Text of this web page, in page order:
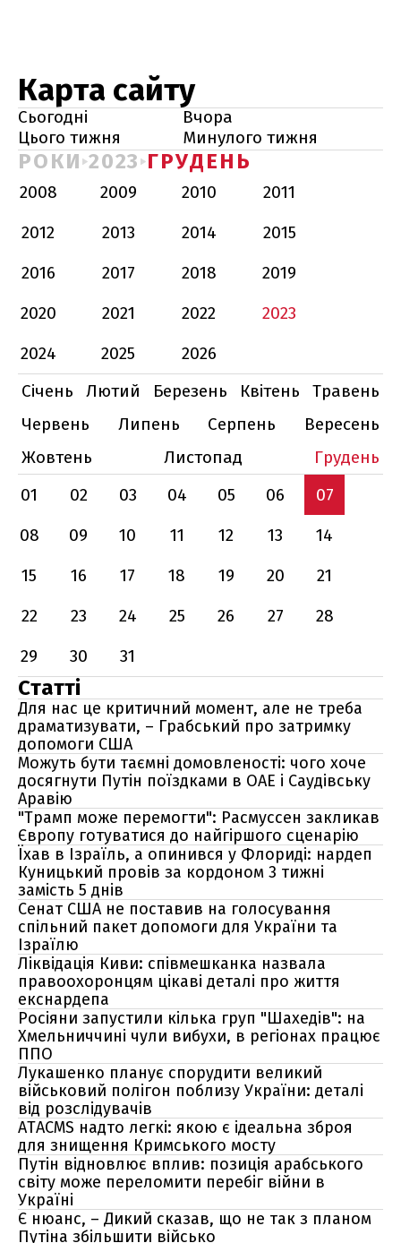
Карта сайту
Сьогодні
Вчора
Цього тижня
Минулого тижня
РОКИ 2023 ГРУДЕНЬ
2008 2009 2010
2011
2012
2013 2014
2015
2016
2017 2018
2019
2020
2021 2022
2023
2024
2025
2026
Січень
Лютий Березень Квітень
Травень
Червень
Липень Серпень
Вересень
Жовтень
Листопад
Грудень
01
02 03 04 05 06
07
08
09 10 11 12 13
14
15
16 17 18 19 20
21
22
23 24 25 26 27
28
29
30 31
Статті
Для нас це критичний момент, але не треба
драматизувати, – Грабський про затримку
допомоги США
Можуть бути таємні домовленості: чого хоче
досягнути Путін поїздками в ОАЕ і Саудівську
Аравію
"Трамп може перемогти": Расмуссен закликав
Європу готуватися до найгіршого сценарію
Їхав в Ізраїль, а опинився у Флориді: нардеп
Куницький провів за кордоном 3 тижні
замість 5 днів
Сенат США не поставив на голосування
спільний пакет допомоги для України та
Ізраїлю
Ліквідація Киви: співмешканка назвала
правоохоронцям цікаві деталі про життя
екснардепа
Росіяни запустили кілька груп "Шахедів": на
Хмельниччині чули вибухи, в регіонах працює
ППО
Лукашенко планує спорудити великий
військовий полігон поблизу України: деталі
від розслідувачів
ATACMS надто легкі: якою є ідеальна зброя
для знищення Кримського мосту
Путін відновлює вплив: позиція арабського
світу може переломити перебіг війни в
Україні
Є нюанс, – Дикий сказав, що не так з планом
Путіна збільшити військо